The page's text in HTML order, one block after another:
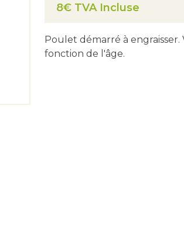
8€ TVA Incluse
Poulet démarré à
fonction de l'âge.